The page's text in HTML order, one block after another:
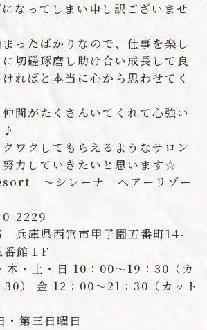
なってしまい申し訳ございませ
ったばかりなので、仕事を楽し
切磋琢磨し助け合い成長して良
ればと本当に心から思わせてく
間がたくさんいてくれて心強い
♪
ワクしてもらえるようなサロン
力していきたいと思います☆
〜シレーナ ヘアーリゾー
2229
兵庫県西宮市甲子園五番町14-
館１F
木・土・日 10：00〜19：30（カ
30） 金 12：00〜21：30（カット
・第三日曜日